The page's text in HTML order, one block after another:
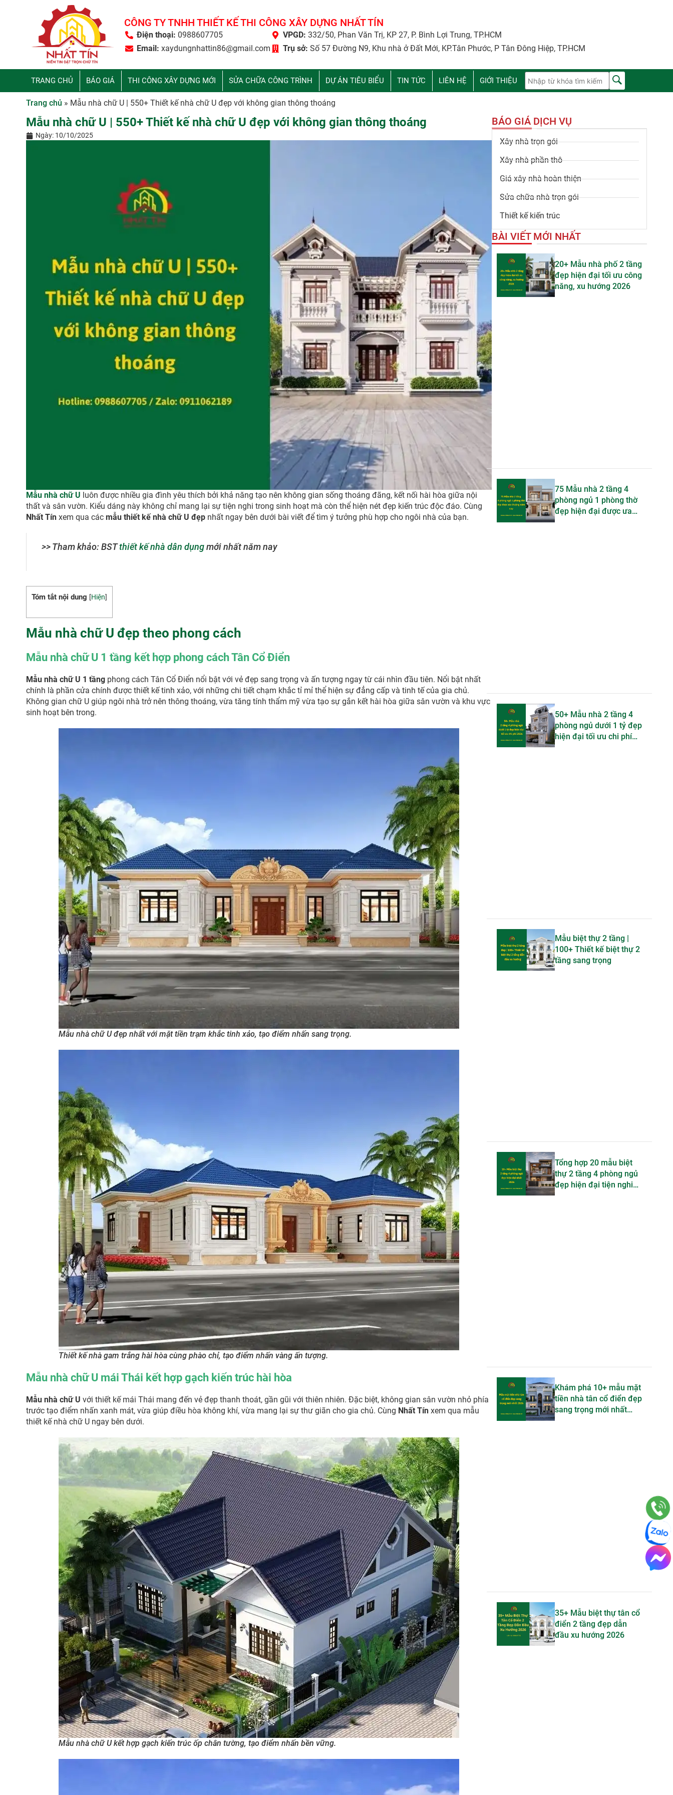
CÔNG TY TNHH THIẾT KẾ THI CÔNG XÂY DỰNG NHẤT TÍN
Điện thoại: 0988607705
Email: xaydungnhattin86@gmail.com
VPGD: 332/50, Phan Văn Trị, KP 27, P. Bình Lợi Trung, TP.HCM
Trụ sở: Số 57 Đường N9, Khu nhà ở Đất Mới, KP.Tân Phước, P Tân Đông Hiệp, TP.HCM
TRANG CHỦ BÁO GIÁ THI CÔNG XÂY DỰNG MỚI SỬA CHỮA CÔNG TRÌNH DỰ ÁN TIÊU BIỂU TIN TỨC LIÊN HỆ GIỚI THIỆU
Trang chủ » Mẫu nhà chữ U | 550+ Thiết kế nhà chữ U đẹp với không gian thông thoáng
Mẫu nhà chữ U | 550+ Thiết kế nhà chữ U đẹp với không gian thông thoáng
Ngày: 10/10/2025
Mẫu nhà chữ U luôn được nhiều gia đình yêu thích bởi khả năng tạo nên không gian sống thoáng đãng, kết nối hài hòa giữa nội
thất và sân vườn. Kiểu dáng này không chỉ mang lại sự tiện nghi trong sinh hoạt mà còn thể hiện nét đẹp kiến trúc độc đáo. Cùng
Nhất Tín xem qua các mẫu thiết kế nhà chữ U đẹp nhất ngay bên dưới bài viết để tìm ý tưởng phù hợp cho ngôi nhà của bạn.
>> Tham khảo: BSTthiết kế nhà dân dụngmới nhất năm nay
Tóm tắt nội dung [Hiện]
Mẫu nhà chữ U đẹp theo phong cách
Mẫu nhà chữ U 1 tầng kết hợp phong cách Tân Cổ Điển
Mẫu nhà chữ U 1 tầng phong cách Tân Cổ Điển nổi bật với vẻ đẹp sang trọng và ấn tượng ngay từ cái nhìn đầu tiên. Nổi bật nhất
chính là phần cửa chính được thiết kế tinh xảo, với những chi tiết chạm khắc tỉ mỉ thể hiện sự đẳng cấp và tinh tế của gia chủ.
Không gian chữ U giúp ngôi nhà trở nên thông thoáng, vừa tăng tính thẩm mỹ vừa tạo sự gắn kết hài hòa giữa sân vườn và khu vực
sinh hoạt bên trong.
Mẫu nhà chữ U đẹp nhất với mặt tiền trạm khắc tinh xảo, tạo điểm nhấn sang trọng.
Thiết kế nhà gam trắng hài hòa cùng phào chỉ, tạo điểm nhấn vàng ấn tượng.
Mẫu nhà chữ U mái Thái kết hợp gạch kiến trúc hài hòa
Mẫu nhà chữ U với thiết kế mái Thái mang đến vẻ đẹp thanh thoát, gần gũi với thiên nhiên. Đặc biệt, không gian sân vườn nhỏ phía
trước tạo điểm nhấn xanh mát, vừa giúp điều hòa không khí, vừa mang lại sự thư giãn cho gia chủ. Cùng Nhất Tín xem qua mẫu
thiết kế nhà chữ U ngay bên dưới.
Mẫu nhà chữ U kết hợp gạch kiến trúc ốp chân tường, tạo điểm nhấn bền vững.
BÁO GIÁ DỊCH VỤ
Xây nhà trọn gói
Xây nhà phần thô
Giá xây nhà hoàn thiện
Sửa chữa nhà trọn gói
Thiết kế kiến trúc
BÀI VIẾT MỚI NHẤT
20+ Mẫu nhà phố 2 tầng
đẹp hiện đại tối ưu công
năng, xu hướng 2026
75 Mẫu nhà 2 tầng 4
phòng ngủ 1 phòng thờ
đẹp hiện đại được ưa
50+ Mẫu nhà 2 tầng 4
phòng ngủ dưới 1 tỷ đẹp
hiện đại tối ưu chi phí
Mẫu biệt thự 2 tầng |
100+ Thiết kế biệt thự 2
tầng sang trọng
Tổng hợp 20 mẫu biệt
thự 2 tầng 4 phòng ngủ
đẹp hiện đại tiện nghi
Khám phá 10+ mẫu mặt
tiền nhà tân cổ điển đẹp
sang trọng mới nhất
35+ Mẫu biệt thự tân cổ
điển 2 tầng đẹp dẫn
đầu xu hướng 2026